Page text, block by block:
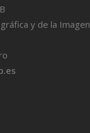
y de la Imagen